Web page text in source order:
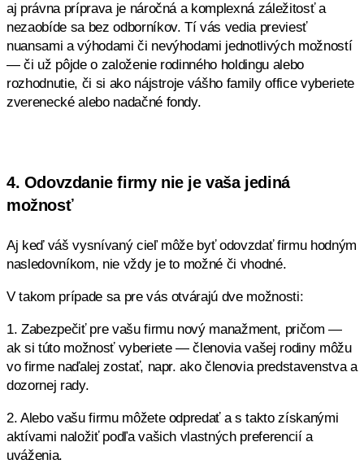
aj právna príprava je náročná a komplexná záležitosť a
nezaobíde sa bez odborníkov. Tí vás vedia previesť
nuansami a výhodami či nevýhodami jednotlivých možností
— či už pôjde o založenie rodinného holdingu alebo
rozhodnutie, či si ako nájstroje vášho family office vyberiete
zverenecké alebo nadačné fondy.
4. Odovzdanie firmy nie je vaša jediná
možnosť
Aj keď váš vysnívaný cieľ môže byť odovzdať firmu hodným
nasledovníkom, nie vždy je to možné či vhodné.
V takom prípade sa pre vás otvárajú dve možnosti:
1. Zabezpečiť pre vašu firmu nový manažment, pričom —
ak si túto možnosť vyberiete — členovia vašej rodiny môžu
vo firme naďalej zostať, napr. ako členovia predstavenstva a
dozornej rady.
2. Alebo vašu firmu môžete odpredať a s takto získanými
aktívami naložiť podľa vašich vlastných preferencií a
uváženia.